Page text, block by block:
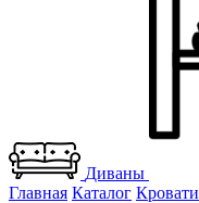
Диваны
Главная Каталог Кровати